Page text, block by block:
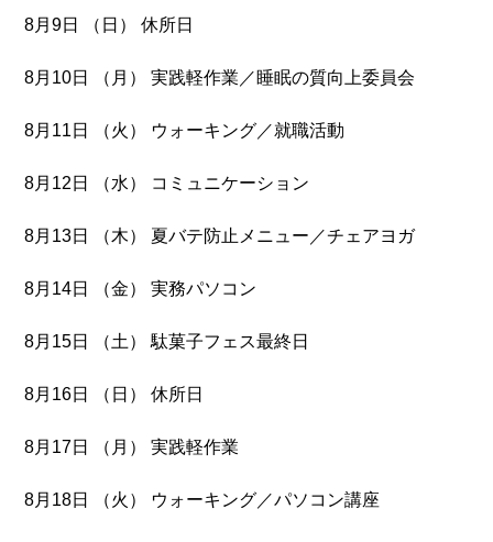
8月9日 （日） 休所日
8月10日 （月） 実践軽作業／睡眠の質向上委員会
8月11日 （火） ウォーキング／就職活動
8月12日 （水） コミュニケーション
8月13日 （木） 夏バテ防止メニュー／チェアヨガ
8月14日 （金） 実務パソコン
8月15日 （土） 駄菓子フェス最終日
8月16日 （日） 休所日
8月17日 （月） 実践軽作業
8月18日 （火） ウォーキング／パソコン講座